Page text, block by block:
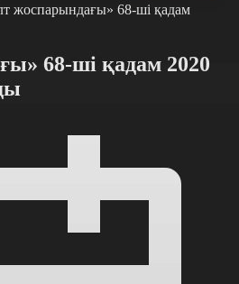
жоспарындағы» 68-ші қадам
68-ші қадам 2020